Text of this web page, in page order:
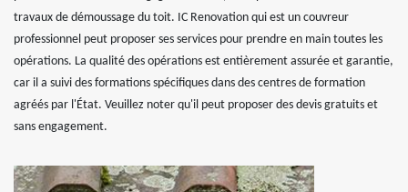
travaux de démoussage du toit. IC Renovation qui est un couvreur
professionnel peut proposer ses services pour prendre en main toutes les
opérations. La qualité des opérations est entièrement assurée et garantie,
car il a suivi des formations spécifiques dans des centres de formation
agréés par l'État. Veuillez noter qu'il peut proposer des devis gratuits et
sans engagement.